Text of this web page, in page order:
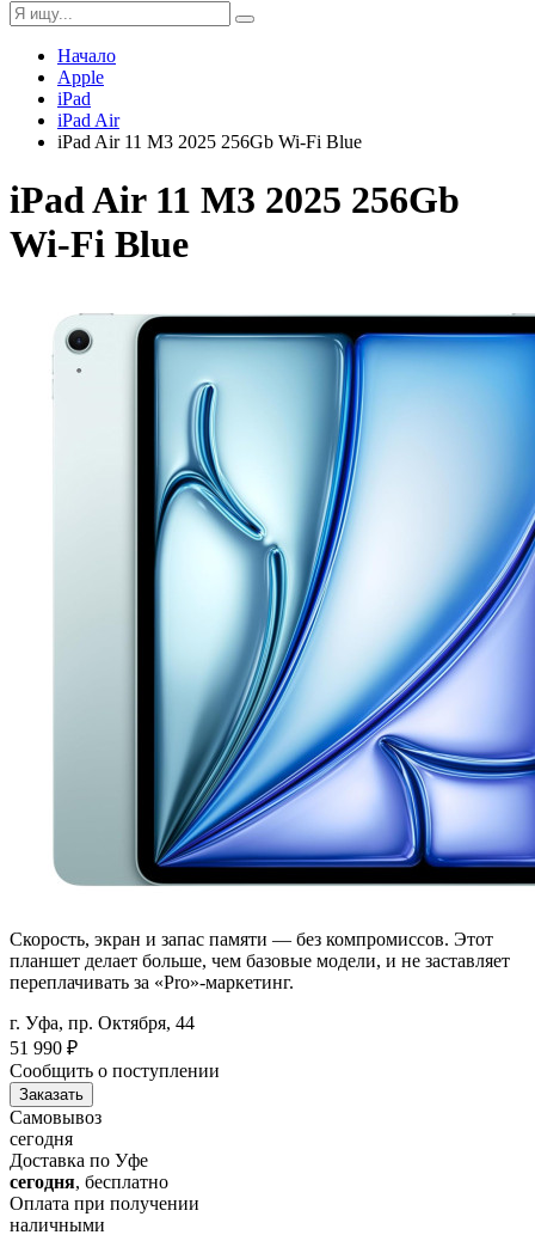
Начало
Apple
iPad
iPad Air
iPad Air 11 M3 2025 256Gb Wi-Fi Blue
iPad Air 11 M3 2025 256Gb
Wi-Fi Blue
Скорость, экран и запас памяти — без компромиссов. Этот
планшет делает больше, чем базовые модели, и не заставляет
переплачивать за «Pro»-маркетинг.
г. Уфа, пр. Октября, 44
51 990 ₽
Сообщить о поступлении
Заказать
Самовывоз
сегодня
Доставка по Уфе
сегодня, бесплатно
Оплата при получении
наличными